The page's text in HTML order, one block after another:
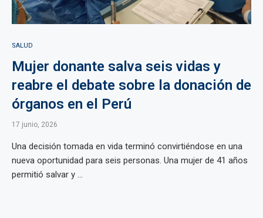
SALUD
Mujer donante salva seis vidas y
reabre el debate sobre la donación de
órganos en el Perú
17 junio, 2026
Una decisión tomada en vida terminó convirtiéndose en una
nueva oportunidad para seis personas. Una mujer de 41 años
permitió salvar y ...